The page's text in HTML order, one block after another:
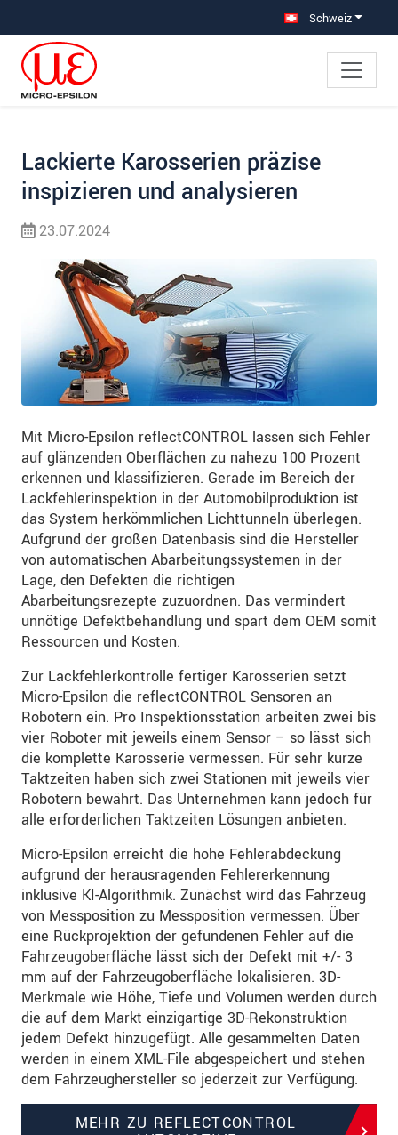
Schweiz
Lackierte Karosserien präzise
inspizieren und analysieren
23.07.2024
Mit Micro-Epsilon reflectCONTROL lassen sich Fehler
auf glänzenden Oberflächen zu nahezu 100 Prozent
erkennen und klassifizieren. Gerade im Bereich der
Lackfehlerinspektion in der Automobilproduktion ist
das System herkömmlichen Lichttunneln überlegen.
Aufgrund der großen Datenbasis sind die Hersteller
von automatischen Abarbeitungssystemen in der
Lage, den Defekten die richtigen
Abarbeitungsrezepte zuzuordnen. Das vermindert
unnötige Defektbehandlung und spart dem OEM somit
Ressourcen und Kosten.
Zur Lackfehlerkontrolle fertiger Karosserien setzt
Micro-Epsilon die reflectCONTROL Sensoren an
Robotern ein. Pro Inspektionsstation arbeiten zwei bis
vier Roboter mit jeweils einem Sensor – so lässt sich
die komplette Karosserie vermessen. Für sehr kurze
Taktzeiten haben sich zwei Stationen mit jeweils vier
Robotern bewährt. Das Unternehmen kann jedoch für
alle erforderlichen Taktzeiten Lösungen anbieten.
Micro-Epsilon erreicht die hohe Fehlerabdeckung
aufgrund der herausragenden Fehlererkennung
inklusive KI-Algorithmik. Zunächst wird das Fahrzeug
von Messposition zu Messposition vermessen. Über
eine Rückprojektion der gefundenen Fehler auf die
Fahrzeugoberfläche lässt sich der Defekt mit +/- 3
mm auf der Fahrzeugoberfläche lokalisieren. 3D-
Merkmale wie Höhe, Tiefe und Volumen werden durch
die auf dem Markt einzigartige 3D-Rekonstruktion
jedem Defekt hinzugefügt. Alle gesammelten Daten
werden in einem XML-File abgespeichert und stehen
dem Fahrzeughersteller so jederzeit zur Verfügung.
MEHR ZU REFLECTCONTROL